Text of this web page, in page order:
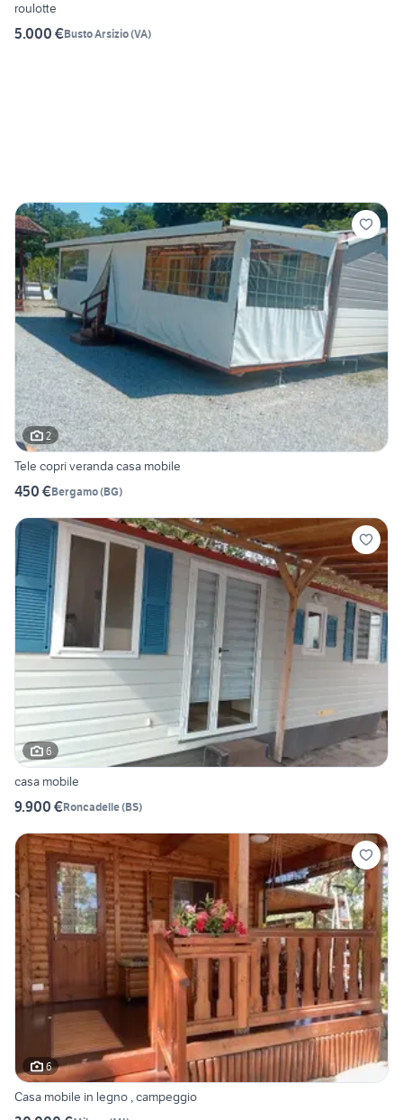
roulotte
5.000 €Busto Arsizio(VA)
2
Tele copri veranda casa mobile
450 €Bergamo(BG)
6
casa mobile
9.900 €Roncadelle(BS)
6
Casa mobile in legno , campeggio